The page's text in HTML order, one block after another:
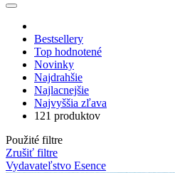
Bestsellery
Top hodnotené
Novinky
Najdrahšie
Najlacnejšie
Najvyššia zľava
121 produktov
Použité filtre
Zrušiť filtre
Vydavateľstvo Esence